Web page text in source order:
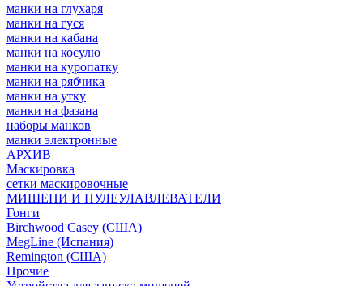
манки на глухаря
манки на гуся
манки на кабана
манки на косулю
манки на куропатку
манки на рябчика
манки на утку
манки на фазана
наборы манков
манки электронные
АРХИВ
Маскировка
сетки маскировочные
МИШЕНИ И ПУЛЕУЛАВЛЕВАТЕЛИ
Гонги
Birchwood Casey (США)
MegLine (Испания)
Remington (США)
Прочие